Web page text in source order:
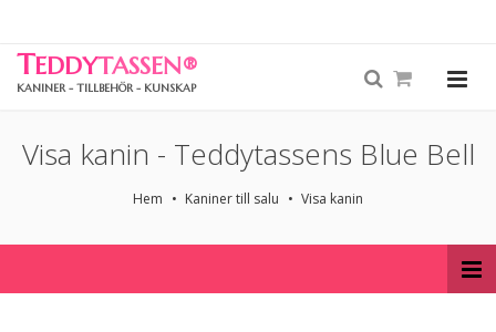
TEDDYTASSEN®
KANINER - TILLBEHÖR - KUNSKAP
Visa kanin - Teddytassens Blue Bell
Hem Kaniner till salu Visa kanin